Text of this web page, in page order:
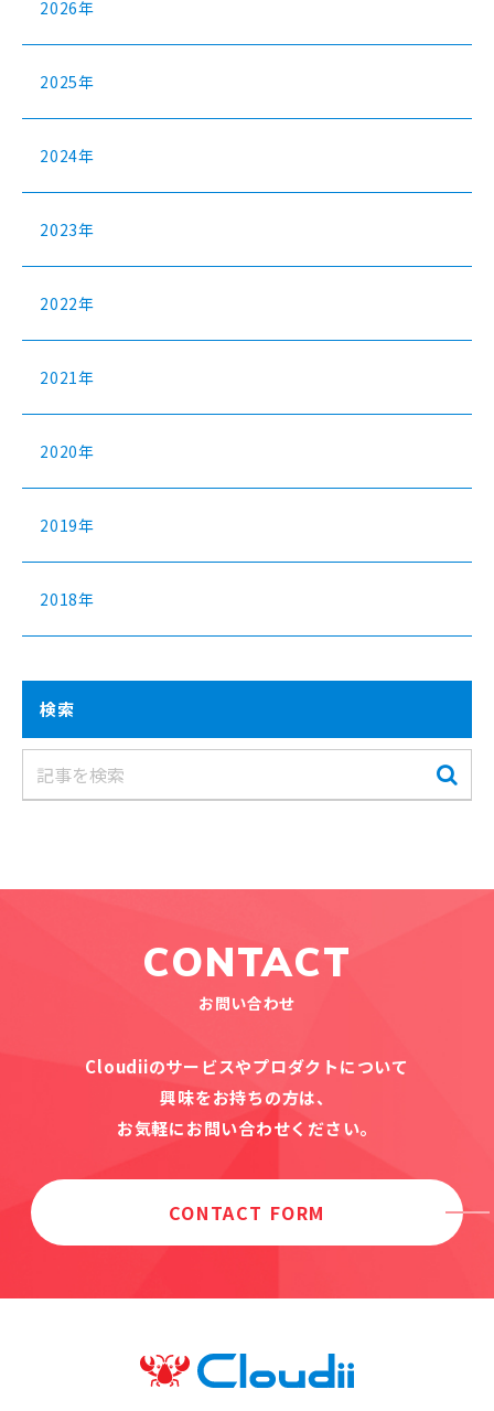
2026年
2025年
2024年
2023年
2022年
2021年
2020年
2019年
2018年
検索
CONTACT
お問い合わせ
Cloudiiのサービスやプロダクトについて
興味をお持ちの方は、
お気軽にお問い合わせください。
CONTACT FORM